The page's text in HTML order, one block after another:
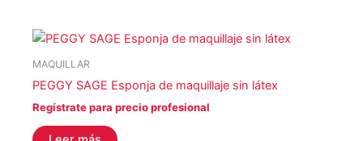
MAQUILLAR
PEGGY SAGE Esponja de maquillaje sin látex
Regístrate para precio profesional